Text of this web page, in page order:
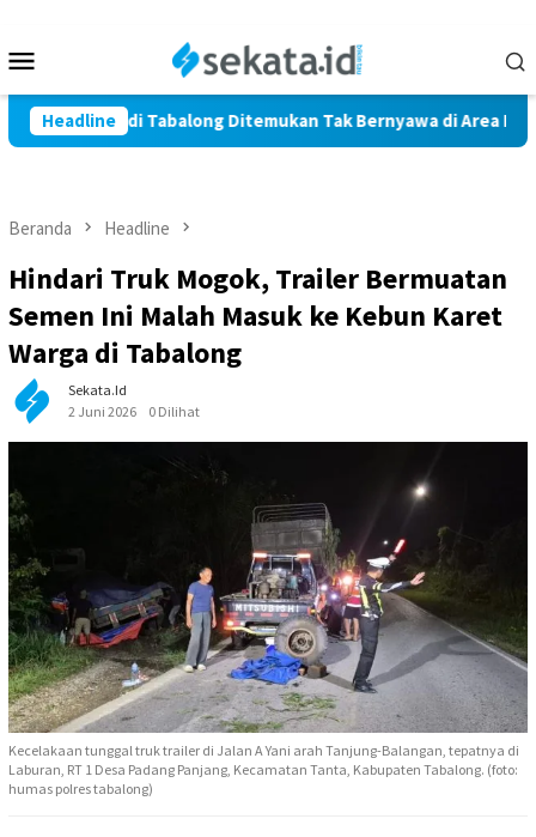
konten
Mobile
Headline
Marindi Tabalong Ditemukan Tak Bernyawa di Area
Beranda Headline
Hindari Truk Mogok, Trailer Bermuatan
Semen Ini Malah Masuk ke Kebun Karet
Warga di Tabalong
Sekata.id
2 Juni 2026
0 Dilihat
Kecelakaan tunggal truk trailer di Jalan A Yani arah Tanjung-Balangan, tepatnya di
Laburan, RT 1 Desa Padang Panjang, Kecamatan Tanta, Kabupaten Tabalong. (foto:
humas polres tabalong)